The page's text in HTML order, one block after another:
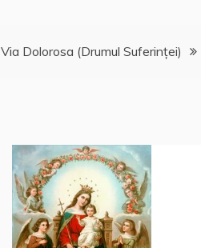
Via Dolorosa (Drumul Suferinţei)